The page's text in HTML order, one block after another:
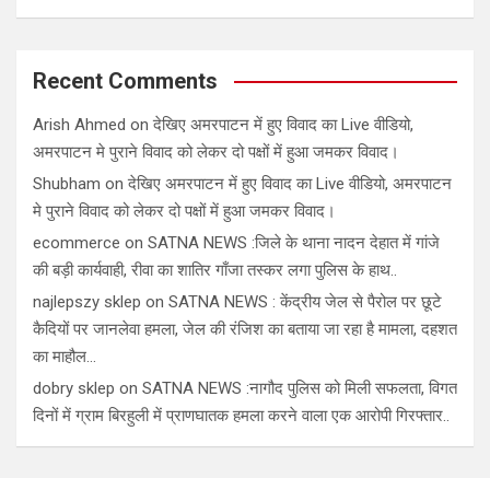
Recent Comments
Arish Ahmed onदेखिए अमरपाटन में हुए विवाद का Live वीडियो,
अमरपाटन मे पुराने विवाद को लेकर दो पक्षों में हुआ जमकर विवाद।
Shubham onदेखिए अमरपाटन में हुए विवाद का Live वीडियो, अमरपाटन
मे पुराने विवाद को लेकर दो पक्षों में हुआ जमकर विवाद।
ecommerce on SATNA NEWS :जिले के थाना नादन देहात में गांजे
की बड़ी कार्यवाही, रीवा का शातिर गाँजा तस्कर लगा पुलिस के हाथ..
najlepszy sklep on SATNA NEWS : केंद्रीय जेल से पैरोल पर छूटे
कैदियों पर जानलेवा हमला, जेल की रंजिश का बताया जा रहा है मामला, दहशत
का माहौल…
dobry sklep on SATNA NEWS :नागौद पुलिस को मिली सफलता, विगत
दिनों में ग्राम बिरहुली में प्राणघातक हमला करने वाला एक आरोपी गिरफ्तार..